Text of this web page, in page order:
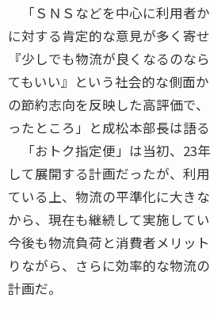
「ＳＮＳなどを中心に利用者
に対する肯定的な意見が多く寄せ
『少しでも物流が良くなるのな
てもいい』という社会的な側面
の節約志向を反映した高評価で
ったところ」と成松本部長は語る
「おトク指定便」は当初、23
して展開する計画だったが、利
ている上、物流の平準化に大き
から、現在も継続して実施してい
今後も物流負荷と消費者メリッ
りながら、さらに効率的な物流
計画だ。